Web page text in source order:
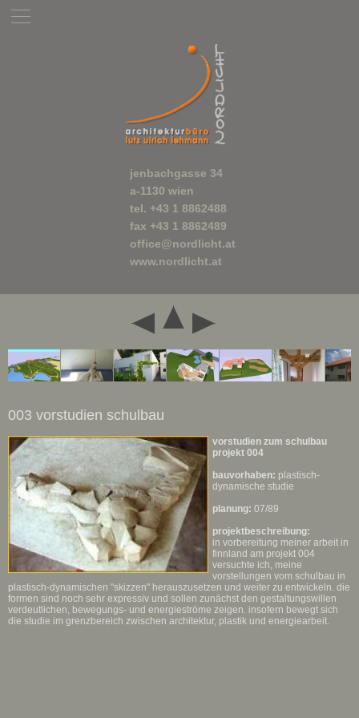
003 vorstudien schulbau
vorstudien zum schulbau
projekt 004
bauvorhaben: plastisch-
dynamische studie
planung: 07/89
projektbeschreibung:
in vorbereitung meiner arbeit in
finnland am projekt 004
versuchte ich, meine
vorstellungen vom schulbau in
plastisch-dynamischen "skizzen" herauszusetzen und weiter zu entwickeln. die
formen sind noch sehr expressiv und sollen zunächst den gestaltungswillen
verdeutlichen, bewegungs- und energieströme zeigen. insofern bewegt sich
die studie im grenzbereich zwischen architektur, plastik und energiearbeit.
jenbachgasse 34
a-1130 wien
tel. +43 1 8862488
fax +43 1 8862489
office@nordlicht.at
www.nordlicht.at